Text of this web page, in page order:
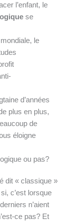
l’enfant, le
se
le
d’années
plus en plus,
de
éloigne
ou pas?
dit « classique »
c’est lorsque
n’aient
ce pas? Et